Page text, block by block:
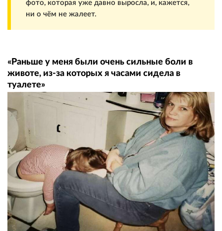
фото, которая уже давно выросла, и, кажется,
ни о чём не жалеет.
«Раньше у меня были очень сильные боли в
животе, из-за которых я часами сидела в
туалете»